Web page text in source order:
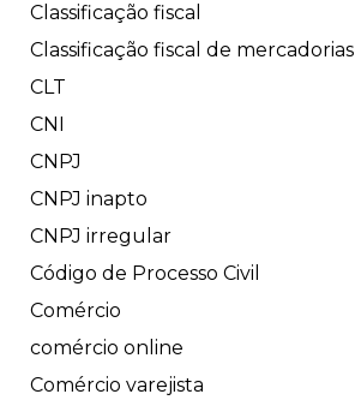
Classificação fiscal
Classificação fiscal de mercadorias
CLT
CNI
CNPJ
CNPJ inapto
CNPJ irregular
Código de Processo Civil
Comércio
comércio online
Comércio varejista